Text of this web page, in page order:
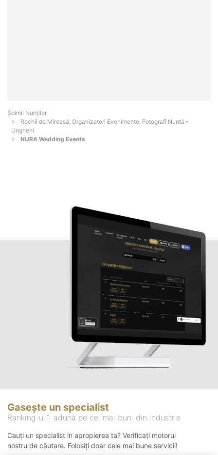
Șoimii Nunților
Rochii de Mireasă, Organizatori Evenimente, Fotografi Nuntă -
Ungheni
NURA Wedding Events
Gasește un specialist
Ranking-ul îi adună pe cei mai buni din industrie
Cauți un specialist in apropierea ta? Verificați motorul
nostru de căutare. Folosiți doar cele mai bune servicii!